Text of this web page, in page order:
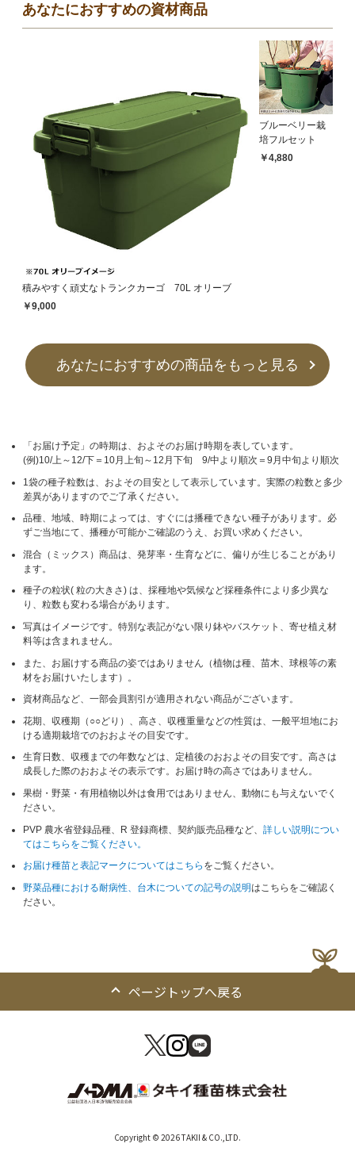
あなたにおすすめの資材商品
積みやすく頑丈なトランクカーゴ 70L オリーブ
￥9,000
ブルーベリー栽
培フルセット
￥4,880
あなたにおすすめの商品をもっと見る
「お届け予定」の時期は、およそのお届け時期を表しています。
(例)10/上～12/下＝10月上旬～12月下旬 9/中より順次＝9月中旬より順次
1袋の種子粒数は、およその目安として表示しています。実際の粒数と多少
差異がありますのでご了承ください。
品種、地域、時期によっては、すぐには播種できない種子があります。必
ずご当地にて、播種が可能かご確認のうえ、お買い求めください。
混合（ミックス）商品は、発芽率・生育などに、偏りが生じることがあり
ます。
種子の粒状( 粒の大きさ) は、採種地や気候など採種条件により多少異な
り、粒数も変わる場合があります。
写真はイメージです。特別な表記がない限り鉢やバスケット、寄せ植え材
料等は含まれません。
また、お届けする商品の姿ではありません（植物は種、苗木、球根等の素
材をお届けいたします）。
資材商品など、一部会員割引が適用されない商品がございます。
花期、収穫期（○○どり）、高さ、収穫重量などの性質は、一般平坦地にお
ける適期栽培でのおおよその目安です。
生育日数、収穫までの年数などは、定植後のおおよその目安です。高さは
成長した際のおおよその表示です。お届け時の高さではありません。
果樹・野菜・有用植物以外は食用ではありません、動物にも与えないでく
ださい。
PVP 農水省登録品種、R 登録商標、契約販売品種など、詳しい説明につい
てはこちらをご覧ください。
お届け種苗と表記マークについてはこちら をご覧ください。
野菜品種における耐病性、台木についての記号の説明はこちらをご確認く
ださい。
ページトップへ戻る
Copyright © 2026 TAKII & CO.,LTD.